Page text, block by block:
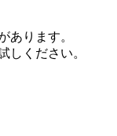
あります。
しください。